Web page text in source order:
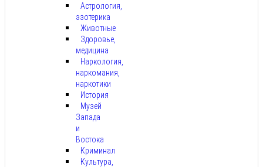
Астрология,
эзотерика
Животные
Здоровье,
медицина
Наркология,
наркомания,
наркотики
История
Музей
Запада
и
Востока
Криминал
Культура,